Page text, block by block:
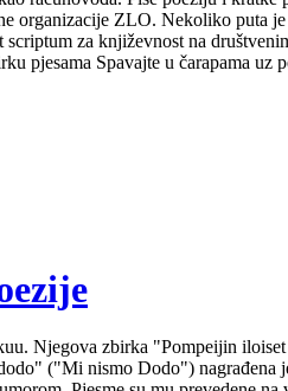
organizacije ZLO. Nekoliko
za književnost na
pjesama Spavajte u čarapama
Njegova zbirka "Pompeijin
("Mi nismo Dodo") nagrađena